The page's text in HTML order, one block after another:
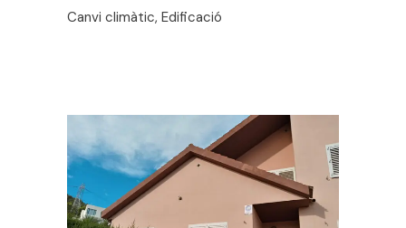
Canvi climàtic, Edificació